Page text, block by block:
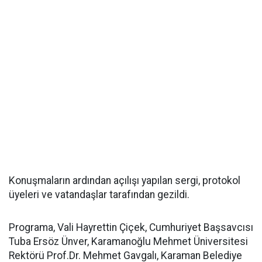
Konuşmaların ardından açılışı yapılan sergi, protokol
üyeleri ve vatandaşlar tarafından gezildi.
Programa, Vali Hayrettin Çiçek, Cumhuriyet Başsavcısı
Tuba Ersöz Ünver, Karamanoğlu Mehmet Üniversitesi
Rektörü Prof.Dr. Mehmet Gavgalı, Karaman Belediye